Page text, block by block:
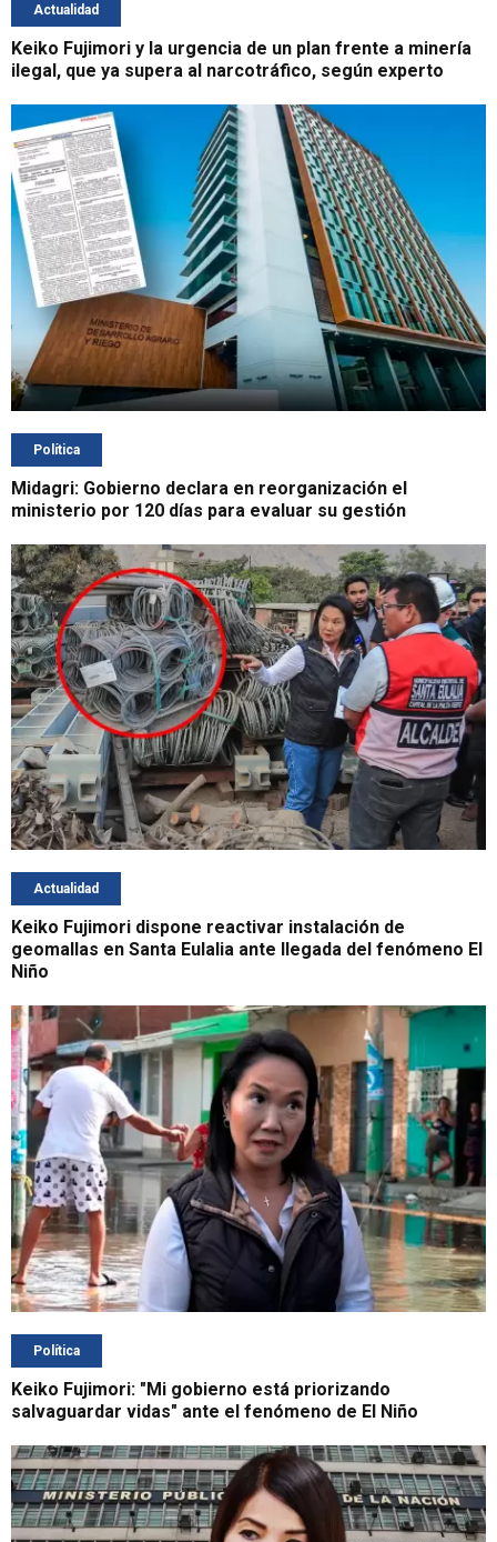
Actualidad
Keiko Fujimori y la urgencia de un plan frente a minería
ilegal, que ya supera al narcotráfico, según experto
Política
Midagri: Gobierno declara en reorganización el
ministerio por 120 días para evaluar su gestión
Actualidad
Keiko Fujimori dispone reactivar instalación de
geomallas en Santa Eulalia ante llegada del fenómeno El
Niño
Política
Keiko Fujimori: "Mi gobierno está priorizando
salvaguardar vidas" ante el fenómeno de El Niño